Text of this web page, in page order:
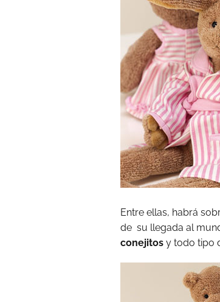
Entre ellas, habrá
de su llegada al
conejitos y todo tipo